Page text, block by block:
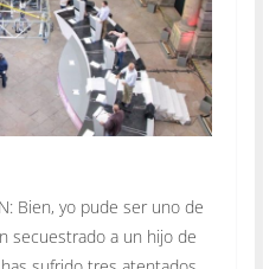
Bien, yo pude ser uno de
secuestrado a un hijo de